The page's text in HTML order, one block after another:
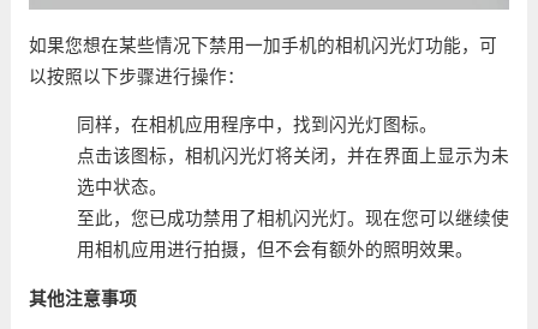
如果您想在某些情况下禁用一加手机的相机闪光灯功能，可
以按照以下步骤进行操作：
同样，在相机应用程序中，找到闪光灯图标。
点击该图标，相机闪光灯将关闭，并在界面上显示为未
选中状态。
至此，您已成功禁用了相机闪光灯。现在您可以继续使
用相机应用进行拍摄，但不会有额外的照明效果。
其他注意事项